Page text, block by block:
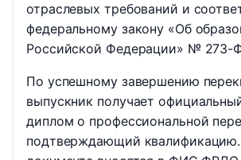
отраслевых требований и
федеральному закону «Об
Российской Федерации» № 273-
По успешному завершению
выпускник получает
диплом о профессиональной
подтверждающий